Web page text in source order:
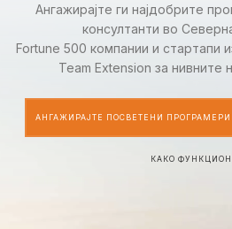
Ангажирајте ги најдобрите
консултанти во
Fortune 500 компании и стартапи
Team Extension за нивните
АНГАЖИРАЈТЕ ПОСВЕТЕНИ
КАКО